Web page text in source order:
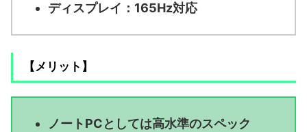
ディスプレイ：165Hz対応
【メリット】
ノートPCとしては高水準のスペック